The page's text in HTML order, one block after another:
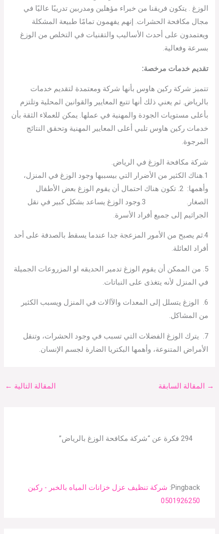
الوزغ . يتكون فريقنا من خبراء مؤهلين ومدربين تدريبًا عاليًا في
مجال مكافحة الحشرات. إنهم يفهمون تمامًا طبيعة المشكلة
ويعتمدون على أحدث الأساليب والتقنيات في التخلص من الوزغ
بسرعة وفعالية.
تقديم خدمات مرخصة:
تتميز شركة ركين هاوس بأنها شركة ومعتمدة لتقديم خدمات
بالرياض. ثم يعني ذلك أنها تتبع المعايير والقوانين المحلية وتلتزم
بأعلى مستويات الجودة والمهنية في عملها. يمكن للعملاء الثقة بأن
خدمات ركين هاوس تلبي أعلى المعايير المهنية وتحقق النتائج
المرجوة.
شركة مكافحة الوزغ في الرياض.
1.هناك الكثير من الأضرار التي بيسببها وجود الوزغ في المنزل،
وأهمها: 2. تكون هناك احتمال أن يقوم الوزغ بعض الأطفال
الصغار. 3.وجود الوزغ يساعد بشكل كبير في نقل
الجراثيم إلى جميع أفراد الأسرة.
4.ثم يصبح من الأمور المزعجة جدا عندما يسقط بالصدفة على أحد
أفراد العائلة.
5. من الممكن أن يقوم الوزغ تدمير الحديقه او المزروعات الجميلة
في المنزل لأنه يتغذى على النباتات.
6. الوزغ يتسلل إلى المعدات والآالات في المنزل ويسبب الكثير
من المشاكل.
7. يترك الوزغ الفضلات التي تسبب في وجود الحشرات، وتنقل
الأمراض المتنوعة، وأهمها البكتريا الضارة لجسم الإنسان.
→ المقالة السابقة المقالة التالية ←
294 فكرة عن “شركة مكافحة الوزغ بالرياض”
Pingback: شركة تنظيف عزل خزانات المياه بالخبر - ركين
0501926250